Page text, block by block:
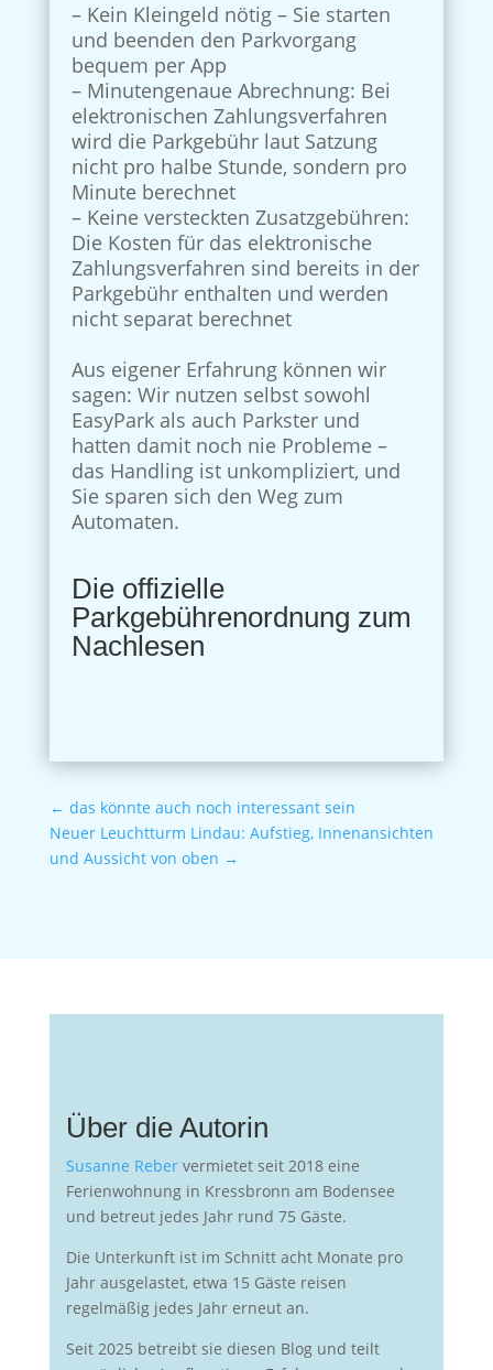
– Kein Kleingeld nötig – Sie starten
und beenden den Parkvorgang
bequem per App
– Minutengenaue Abrechnung: Bei
elektronischen Zahlungsverfahren
wird die Parkgebühr laut Satzung
nicht pro halbe Stunde, sondern pro
Minute berechnet
– Keine versteckten Zusatzgebühren:
Die Kosten für das elektronische
Zahlungsverfahren sind bereits in der
Parkgebühr enthalten und werden
nicht separat berechnet
Aus eigener Erfahrung können wir
sagen: Wir nutzen selbst sowohl
EasyPark als auch Parkster und
hatten damit noch nie Probleme –
das Handling ist unkompliziert, und
Sie sparen sich den Weg zum
Automaten.
Die offizielle
Parkgebührenordnung zum
Nachlesen
← das könnte auch noch interessant sein
Neuer Leuchtturm Lindau: Aufstieg, Innenansichten
und Aussicht von oben →
Über die Autorin
Susanne Rebervermietet seit 2018 eine
Ferienwohnung in Kressbronn am Bodensee
und betreut jedes Jahr rund 75 Gäste.
Die Unterkunft ist im Schnitt acht Monate pro
Jahr ausgelastet, etwa 15 Gäste reisen
regelmäßig jedes Jahr erneut an.
Seit 2025 betreibt sie diesen Blog und teilt